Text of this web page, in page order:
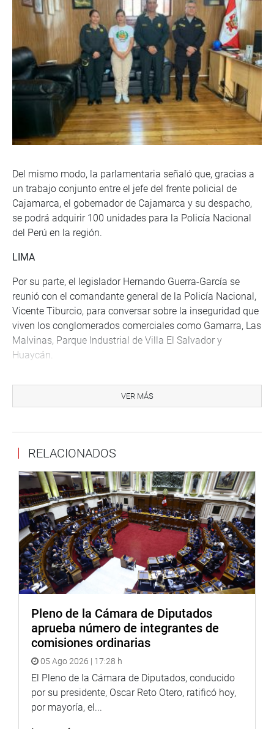
Del mismo modo, la parlamentaria señaló que, gracias a
un trabajo conjunto entre el jefe del frente policial de
Cajamarca, el gobernador de Cajamarca y su despacho,
se podrá adquirir 100 unidades para la Policía Nacional
del Perú en la región.
LIMA
Por su parte, el legislador Hernando Guerra-García se
reunió con el comandante general de la Policía Nacional,
Vicente Tiburcio, para conversar sobre la inseguridad que
viven los conglomerados comerciales como Gamarra, Las
Malvinas, Parque Industrial de Villa El Salvador y
Huaycán.
En tanto, la congresista Auristela Obando Morgan
región Callao, Iván Carlos Lizzetti, para tratar diversos
temas sobre las acciones de su institución para luchar
contra las modalidades de actos delictivos en dicha zona.
LIMA PROVINCIAS
VER MÁS
RELACIONADOS
Pleno de la Cámara de Diputados
aprueba número de integrantes de
comisiones ordinarias
05 Ago 2026 | 17:28 h
El Pleno de la Cámara de Diputados, conducido
por su presidente, Oscar Reto Otero, ratificó hoy,
por mayoría, el...